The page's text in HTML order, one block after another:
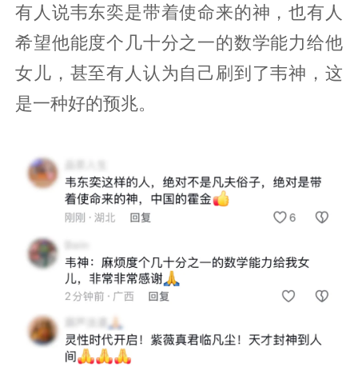
有人说韦东奕是带着使命来的神，也有人
希望他能度个几十分之一的数学能力给他
女儿，甚至有人认为自己刷到了韦神，这
是一种好的预兆。